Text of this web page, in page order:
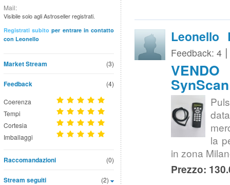
Mail:
Visibile solo agli Astroseller registrati.
Registrati subito per entrare in contatto
con Leonello
(3)
Market Stream
Feedback (4)
Coerenza
Tempi
Cortesia
Imballaggi
(0)
Raccomandazioni
(2)
Stream seguiti
Leonello
Feedback: 4
la
in zona
Prezzo: